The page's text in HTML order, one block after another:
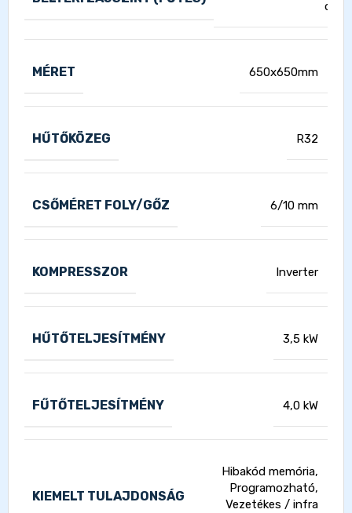
MÉRET 650x650mm
HŰTŐKÖZEG R32
CSŐMÉRET FOLY/GŐZ 6/10 mm
KOMPRESSZOR Inverter
HŰTŐTELJESÍTMÉNY 3,5 kW
FŰTŐTELJESÍTMÉNY 4,0 kW
KIEMELT TULAJDONSÁG
Hibakód memória,
Programozható,
Vezetékes / infra